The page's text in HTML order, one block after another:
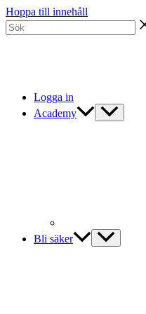
Hoppa till innehåll
Logga in
Academy
Bli säker